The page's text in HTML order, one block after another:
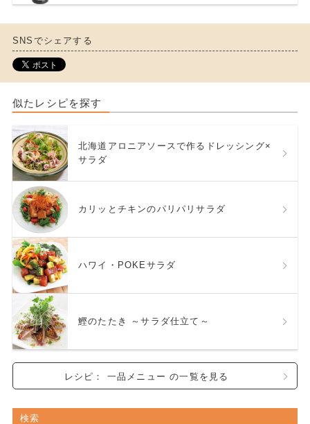
SNSでシェアする
似たレシピを探す
北海道アロニアソースで作るドレッシング×
サラダ
カリッとチキンのパリパリサラダ
ハワイ・POKEサラダ
鰹のたたき ～サラダ仕立て～
レシピ： 一品メニュー の一覧を見る
検索